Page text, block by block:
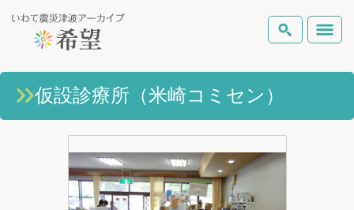
いわて震災津波アーカイブとは
仮設診療所（米崎コミセン）